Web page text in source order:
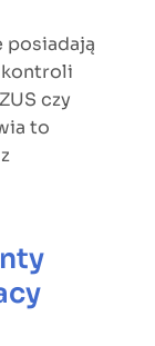
posiadają
kontroli
czy
to